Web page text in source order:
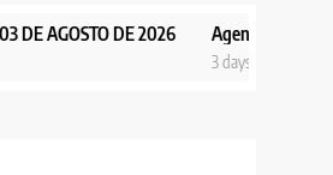
2026 Agentes de Pastoral bíblica no